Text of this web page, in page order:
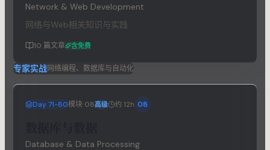
Network & Web Development
网络与Web相关知识与实践
10 篇文章 含免费
专家实战网络编程、数据库与自动化
Day 71-80模块 08高级 约 12h 08
Database & Data Processing